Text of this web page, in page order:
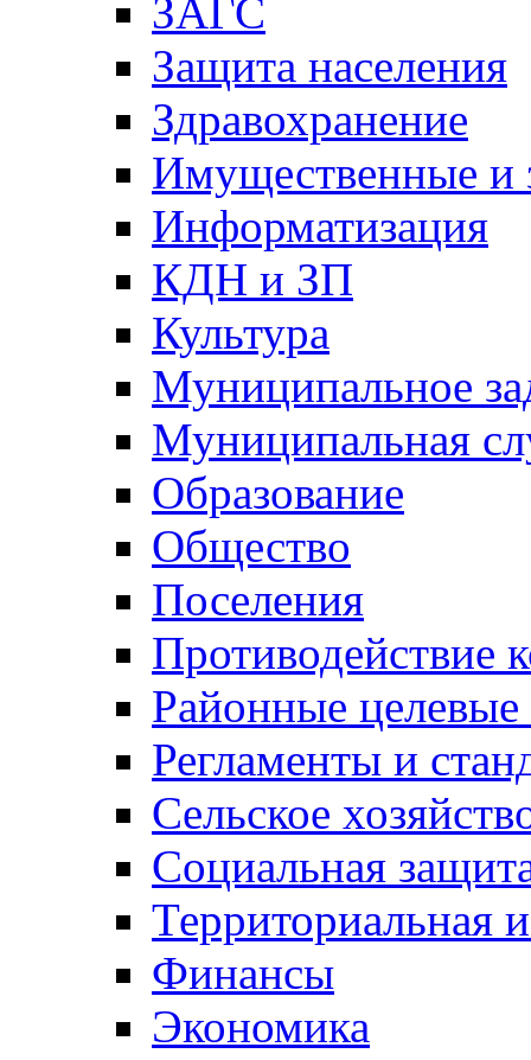
ЗАГС
Защита населения
Здравохранение
Имущественные и
Информатизация
КДН и ЗП
Культура
Муниципальное
Муниципальная
Образование
Общество
Поселения
Противодействие
Районные
Регламенты и
Сельское
Социальная
Территориальная
Финансы
Экономика